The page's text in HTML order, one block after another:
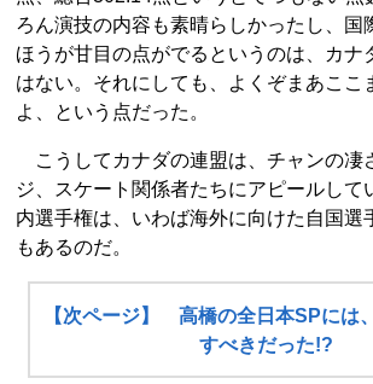
ろん演技の内容も素晴らしかったし、国
ほうが甘目の点がでるというのは、カナ
はない。それにしても、よくぞまあここ
よ、という点だった。
こうしてカナダの連盟は、チャンの凄
ジ、スケート関係者たちにアピールして
内選手権は、いわば海外に向けた自国選
もあるのだ。
【次ページ】 高橋の全日本SPには
すべきだった!?